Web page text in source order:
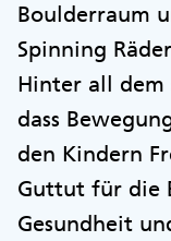
Boulderraum
Spinning
Hinter all dem
dass
den Kindern
Guttut für die
Gesundheit